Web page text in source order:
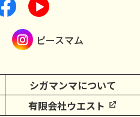
シガマンマについて
有限会社ウエスト
ピースマム